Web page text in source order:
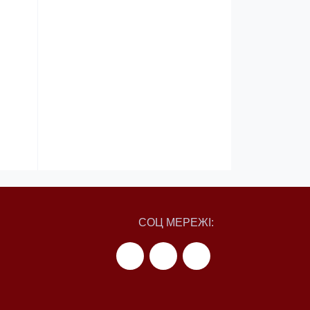
СОЦ МЕРЕЖІ: